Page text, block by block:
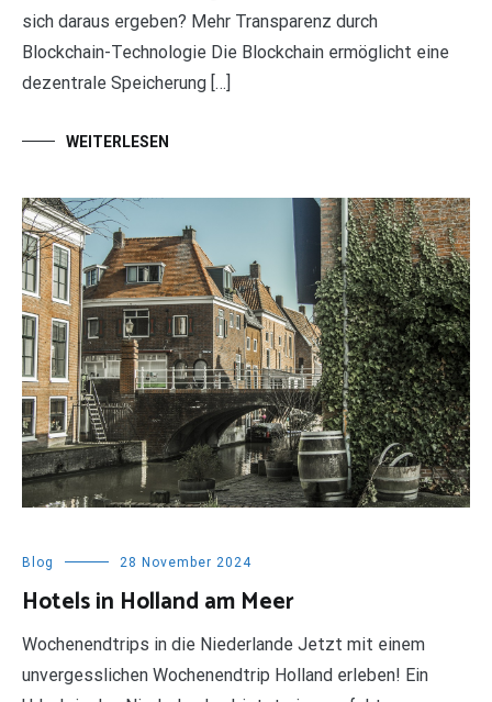
sich daraus ergeben? Mehr Transparenz durch
Blockchain-Technologie Die Blockchain ermöglicht eine
dezentrale Speicherung […]
WEITERLESEN
Blog 28 November 2024
Hotels in Holland am Meer
Wochenendtrips in die Niederlande Jetzt mit einem
unvergesslichen Wochenendtrip Holland erleben! Ein